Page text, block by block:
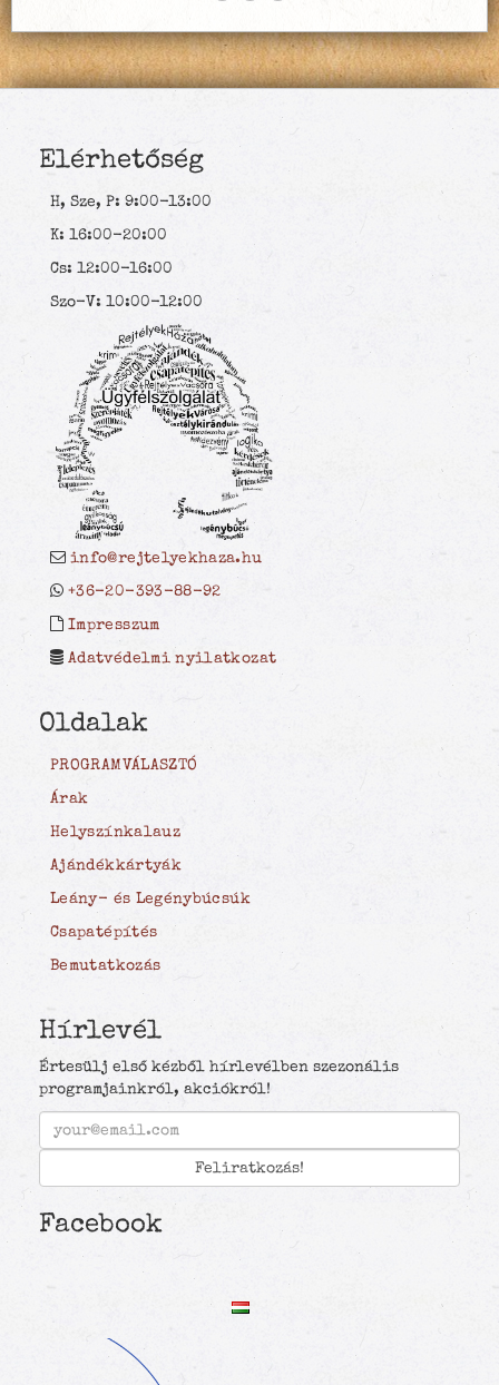
H, Sze, P: 9:00-13:00
K: 16:00-20:00
Szo-V: 10:00-12:00
info@rejtelyekhaza.hu
+36-20-393-88-92
Impresszum
Adatvédelmi nyilatkozat
Oldalak
PROGRAMVÁLASZTÓ
Árak
Ajándékkártyák
Leány- és Legénybúcsúk
Hírlevél
Értesülj első kézből hírlevélben szezonális
programjainkról, akciókról!
Facebook